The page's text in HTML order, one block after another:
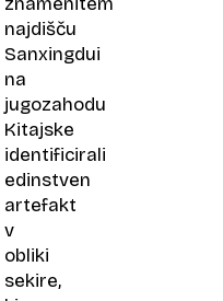
najdišču
Sanxingdui
na
jugozahodu
Kitajske
identificirali
edinstven
artefakt
v
obliki
sekire,